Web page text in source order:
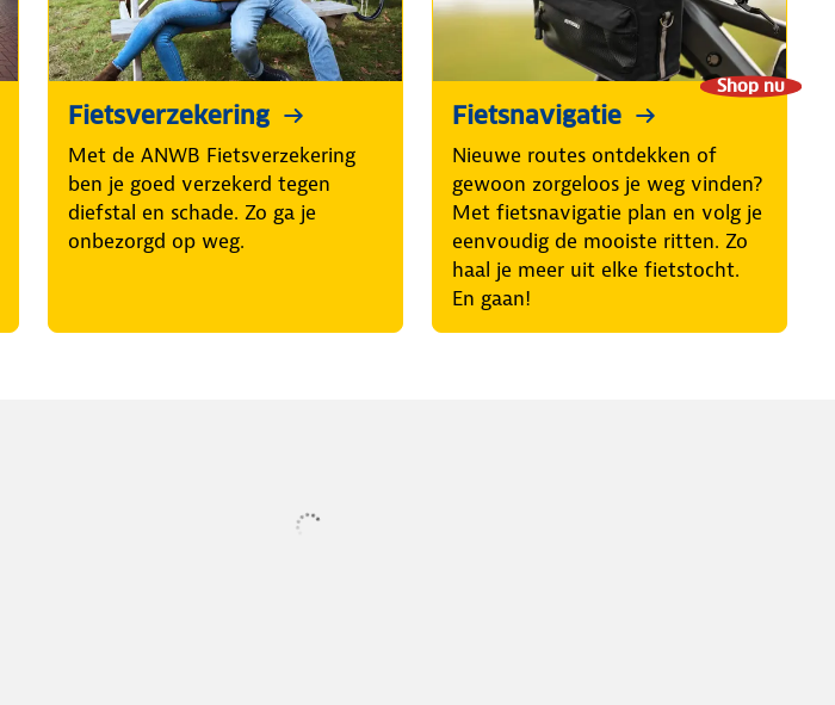
Fietsverzekering
Met de ANWB Fietsverzekering
ben je goed verzekerd tegen
diefstal en schade. Zo ga je
onbezorgd op weg.
Shop nu
Fietsnavigatie
Nieuwe routes ontdekken of
gewoon zorgeloos je weg vinden?
Met fietsnavigatie plan en volg je
eenvoudig de mooiste ritten. Zo
haal je meer uit elke fietstocht.
En gaan!